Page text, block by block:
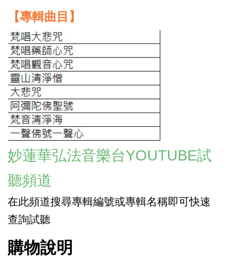
【專輯曲目】
妙蓮華弘法音樂台YOUTUBE試
聽頻道
在此頻道搜尋專輯編號或專輯名稱即可快速
查詢試聽
購物說明